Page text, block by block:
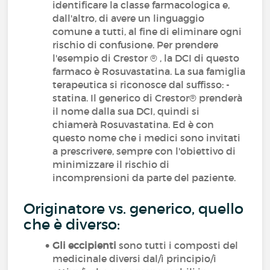
identificare la classe farmacologica e,
dall'altro, di avere un linguaggio
comune a tutti, al fine di eliminare ogni
rischio di confusione. Per prendere
l'esempio di Crestor ® , la DCI di questo
farmaco è Rosuvastatina. La sua famiglia
terapeutica si riconosce dal suffisso: -
statina. Il generico di Crestor® prenderà
il nome dalla sua DCI, quindi si
chiamerà Rosuvastatina. Ed è con
questo nome che i medici sono invitati
a prescrivere, sempre con l'obiettivo di
minimizzare il rischio di
incomprensioni da parte del paziente.
Originatore vs. generico, quello
che è diverso:
Gli eccipienti sono tutti i composti del
medicinale diversi dal/i principio/i